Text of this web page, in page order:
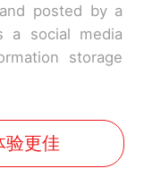
posted by a
a social media
storage
验更佳